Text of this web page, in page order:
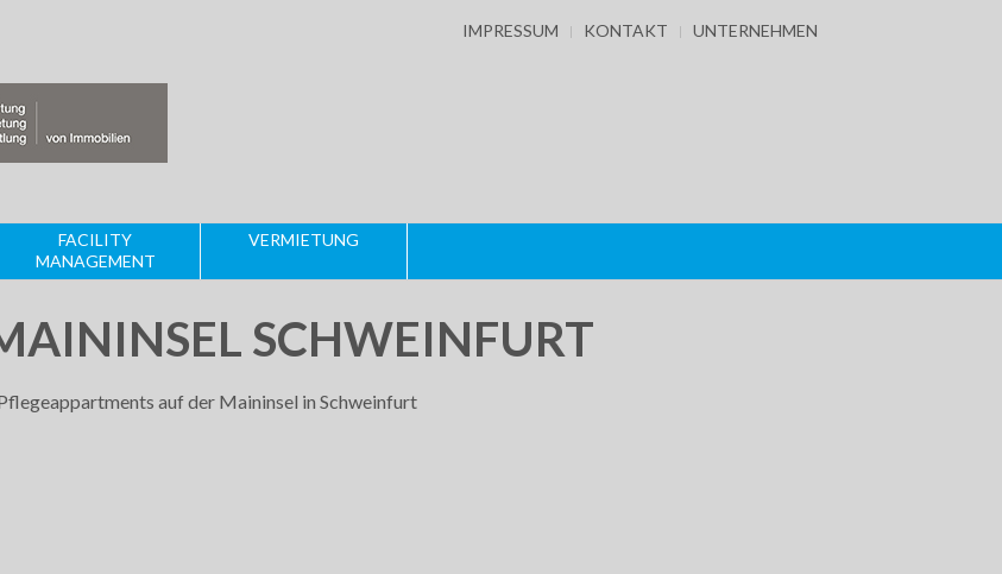
IMPRESSUM KONTAKT UNTERNEHMEN
FACILITY
MANAGEMENT
VERMIETUNG
SCHWEINFURT
auf der Maininsel in Schweinfurt